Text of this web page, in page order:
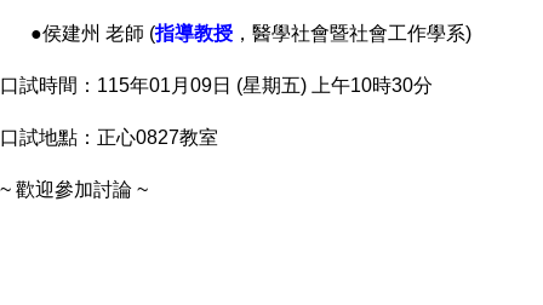
●侯建州 老師 (指導教授 ，醫學社會暨社會工作學系)
口試時間：115年01月09日 (星期五) 上午10時30分
口試地點：正心0827教室
~ 歡迎參加討論 ~